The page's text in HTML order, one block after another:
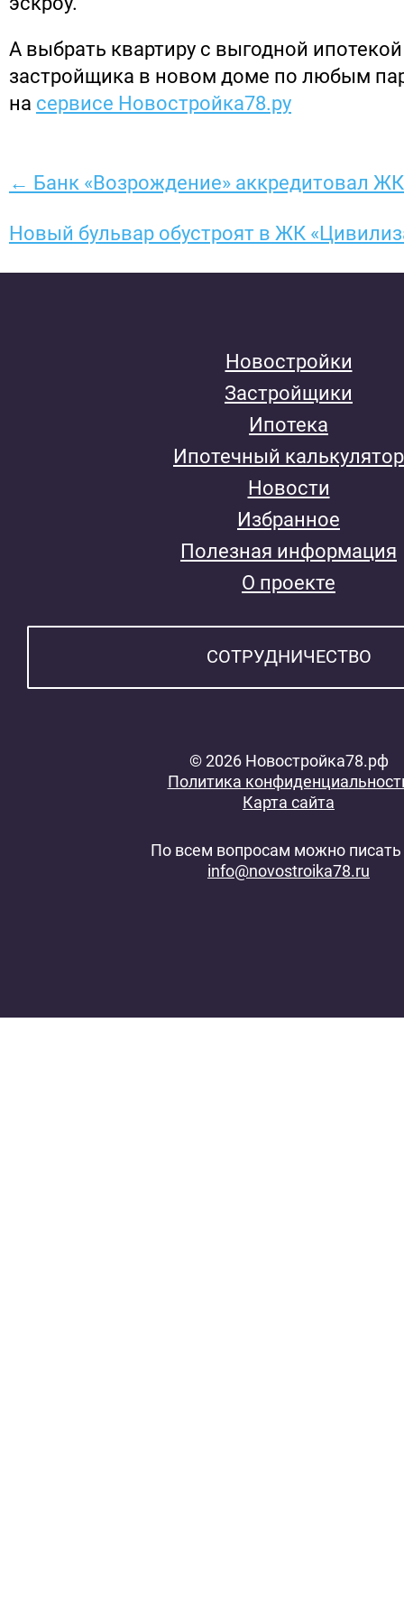
А выбрать квартиру с выгодной
застройщика в новом доме по любым
на сервисе Новостройка78.ру
← Банк «Возрождение» аккредитовал
Новый бульвар обустроят в ЖК
Новостройки
Застройщики
Ипотека
Ипотечный калькулятор
Новости
Избранное
Полезная информация
О проекте
СОТРУДНИЧЕСТВО
© 2026 Новостройка78.рф
Политика
Карта сайта
По всем вопросам можно писать
info@novostroika78.ru